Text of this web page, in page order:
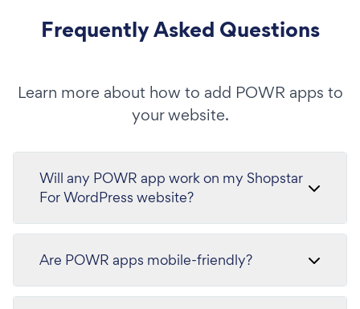
Frequently Asked Questions
Learn more about how to add POWR apps to
your website.
Will any POWR app work on my Shopstar
For WordPress website?
Are POWR apps mobile-friendly?